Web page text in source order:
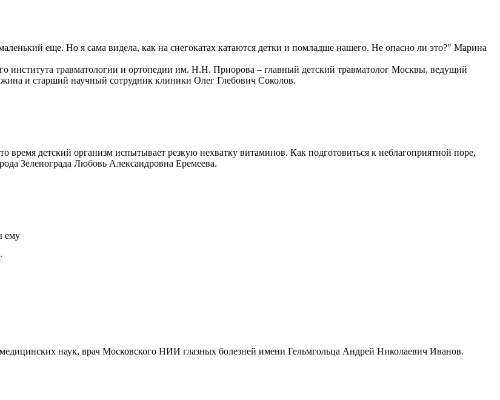
еще. Но я сама видела, как на снегокатах катаются детки и помладше нашего. Не опасно ли это?" Марина
института травматологии и ортопедии им. Н.Н. Приорова – главный детский травматолог Москвы, ведущий
и старший научный сотрудник клиники Олег Глебович Соколов.
время детский организм испытывает резкую нехватку витаминов. Как подготовиться к неблагоприятной поре,
Зеленограда Любовь Александровна Еремеева.
ему
наук, врач Московского НИИ глазных болезней имени Гельмгольца Андрей Николаевич Иванов.